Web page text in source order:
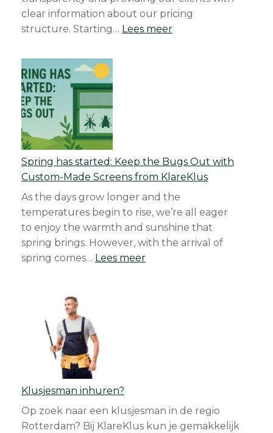
clear information about our pricing
structure.​ Starting… Lees meer:
Rates
and
Pricing
Explained
Spring has started: Keep the Bugs Out with
Custom-Made Screens from KlareKlus
As the days grow longer and the
temperatures begin to rise, we’re all eager
to enjoy the warmth and sunshine that
spring brings. However, with the arrival of
spring comes… Lees meer:
Made
Screens
Klusjesman inhuren?
Op zoek naar een klusjesman in de regio
Rotterdam? Bij KlareKlus kun je gemakkelijk